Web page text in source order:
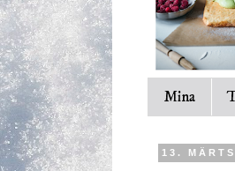
Mina
13.